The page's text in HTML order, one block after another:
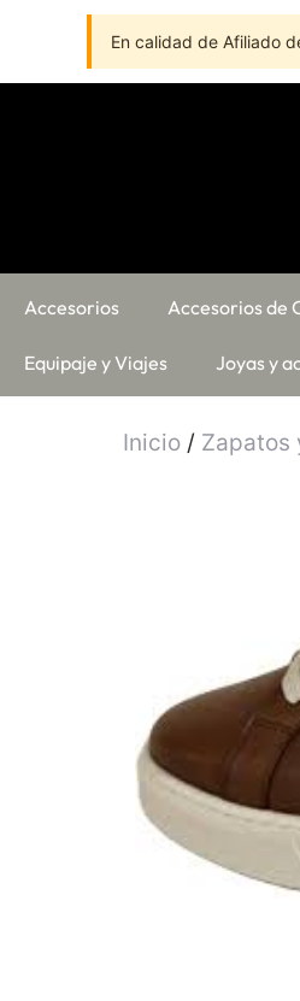
En calidad de Afiliado
Accesorios Accesorios de
Equipaje y Viajes Joyas y
Inicio / Zapatos